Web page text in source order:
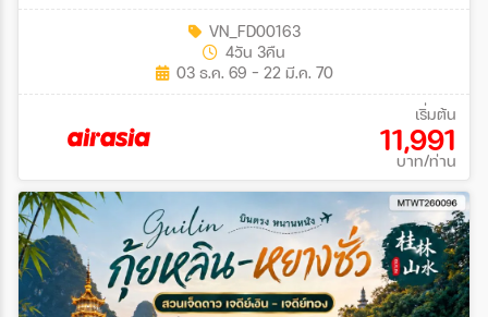
VN_FD00163
4วัน 3คืน
03 ธ.ค. 69 - 22 มี.ค. 70
เริ่มต้น
11,991
บาท/ท่าน